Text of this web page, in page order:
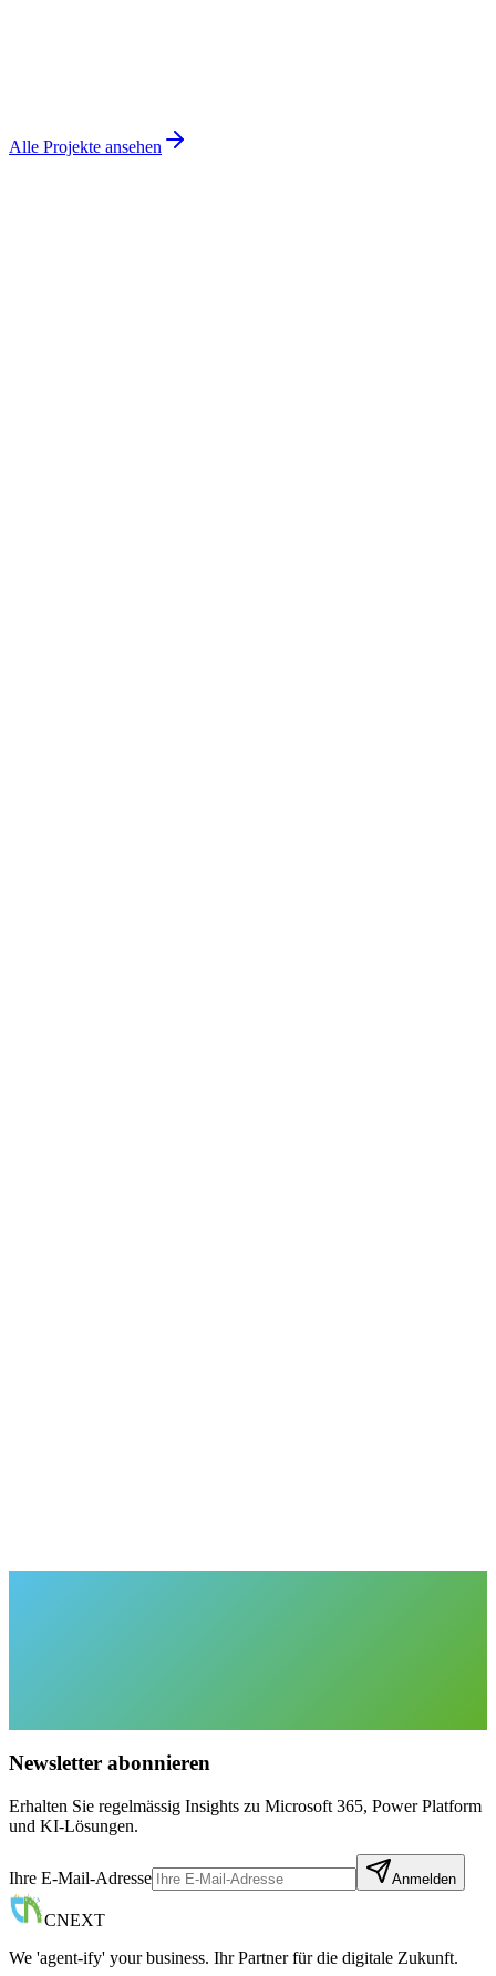
SharePoint Power Automate
Alle Projekte ansehen
Newsletter abonnieren
Erhalten Sie regelmässig Insights zu Microsoft 365, Power Platform
und KI-Lösungen.
Ihre E-Mail-Adresse Anmelden
CNEXT
We 'agent-ify' your business. Ihr Partner für die digitale Zukunft.